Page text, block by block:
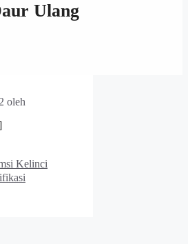
Ulang
oleh
Kelinci